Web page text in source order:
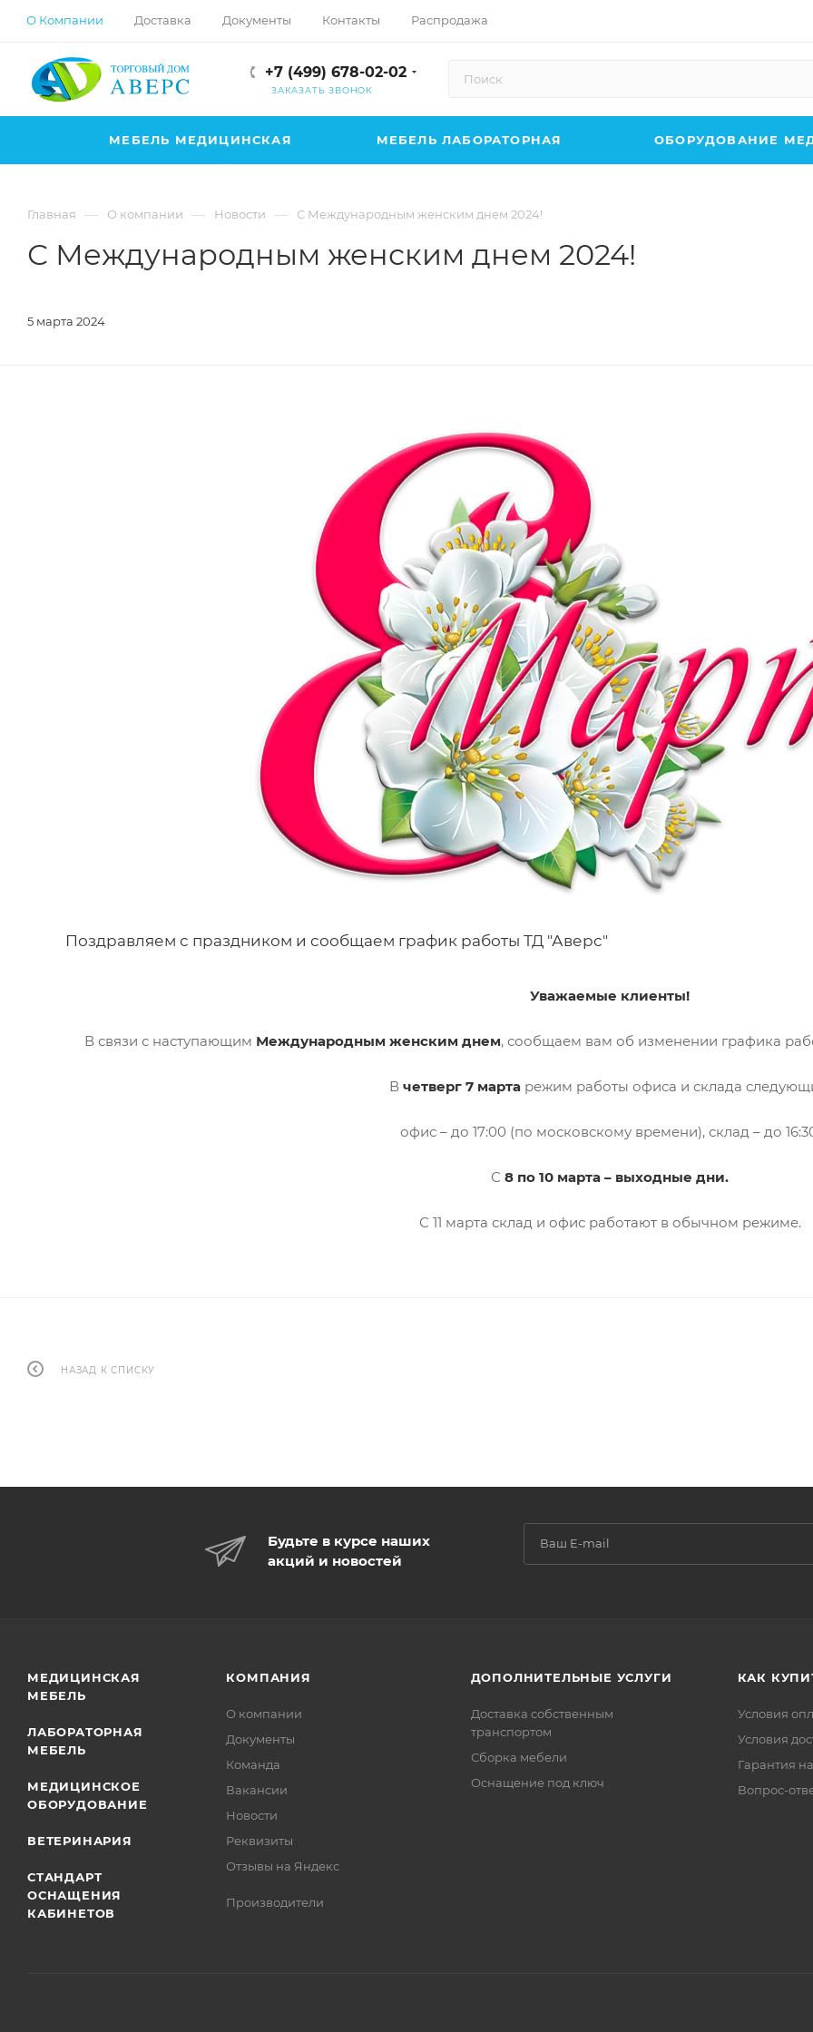
О Компании Доставка Документы Контакты Распродажа
+7 (499) 678-02-02
ЗАКАЗАТЬ ЗВОНОК
МЕБЕЛЬ МЕДИЦИНСКАЯ МЕБЕЛЬ ЛАБОРАТОРНАЯ ОБОРУДОВАНИЕ
Главная — О компании — Новости — С Международным женским днем 2024!
С Международным женским днем 2024!
5 марта 2024
Поздравляем с праздником и сообщаем график работы ТД "Аверс"
Уважаемые клиенты!
В связи с наступающим Международным женским днем, сообщаем вам об изменении графика
В четверг 7 марта режим работы офиса и склада
офис – до 17:00 (по московскому времени), склад – до
С 8 по 10 марта – выходные дни.
С 11 марта склад и офис работают в обычном режиме.
НАЗАД К СПИСКУ
Будьте в курсе наших
акций и новостей
МЕДИЦИНСКАЯ
МЕБЕЛЬ
ЛАБОРАТОРНАЯ
МЕБЕЛЬ
МЕДИЦИНСКОЕ
ОБОРУДОВАНИЕ
ВЕТЕРИНАРИЯ
СТАНДАРТ
ОСНАЩЕНИЯ
КАБИНЕТОВ
КОМПАНИЯ
О компании
Документы
Команда
Вакансии
Новости
Реквизиты
Отзывы на Яндекс
Производители
ДОПОЛНИТЕЛЬНЫЕ УСЛУГИ
Доставка собственным
транспортом
Сборка мебели
Оснащение под ключ
КАК
Условия
Условия
Гарантия
Вопрос-
movies